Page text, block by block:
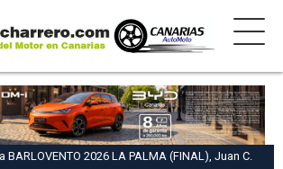
BARLOVENTO 2026 LA PALMA (FINAL), Juan C.